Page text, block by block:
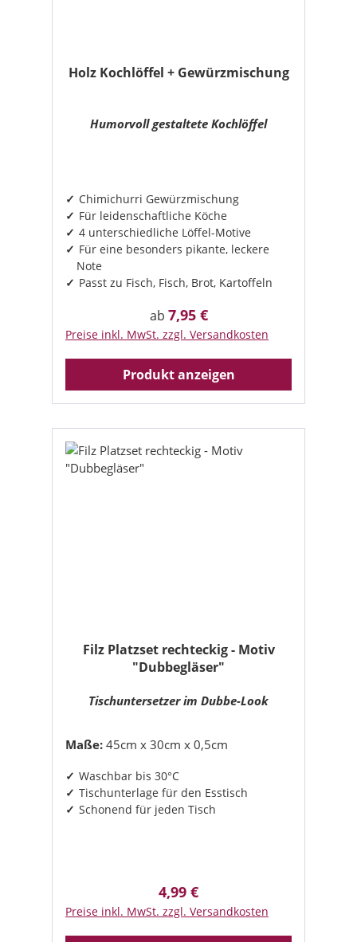
Holz Kochlöffel + Gewürzmischung
Humorvoll gestaltete Kochlöffel
Chimichurri Gewürzmischung
Für leidenschaftliche Köche
4 unterschiedliche Löffel-Motive
Für eine besonders pikante, leckere
Note
Passt zu Fisch, Fisch, Brot, Kartoffeln
Regulärer Preis:
ab 7,95 €
Preise inkl. MwSt. zzgl. Versandkosten
Produkt anzeigen
Filz Platzset rechteckig - Motiv
"Dubbegläser"
Tischuntersetzer im Dubbe-Look
Maße: 45cm x 30cm x 0,5cm
Waschbar bis 30°C
Tischunterlage für den Esstisch
Schonend für jeden Tisch
Regulärer Preis:
4,99 €
Preise inkl. MwSt. zzgl. Versandkosten